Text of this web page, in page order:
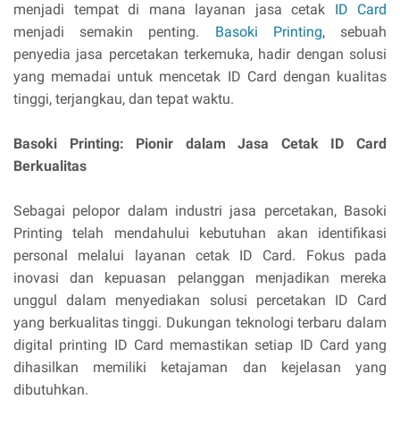
menjadi tempat di mana layanan jasa cetak ID Card
menjadi semakin penting. Basoki Printing, sebuah
penyedia jasa percetakan terkemuka, hadir dengan solusi
yang memadai untuk mencetak ID Card dengan kualitas
tinggi, terjangkau, dan tepat waktu.
Basoki Printing: Pionir dalam Jasa Cetak ID Card
Berkualitas
Sebagai pelopor dalam industri jasa percetakan, Basoki
Printing telah mendahului kebutuhan akan identifikasi
personal melalui layanan cetak ID Card. Fokus pada
inovasi dan kepuasan pelanggan menjadikan mereka
unggul dalam menyediakan solusi percetakan ID Card
yang berkualitas tinggi. Dukungan teknologi terbaru dalam
digital printing ID Card memastikan setiap ID Card yang
dihasilkan memiliki ketajaman dan kejelasan yang
dibutuhkan.